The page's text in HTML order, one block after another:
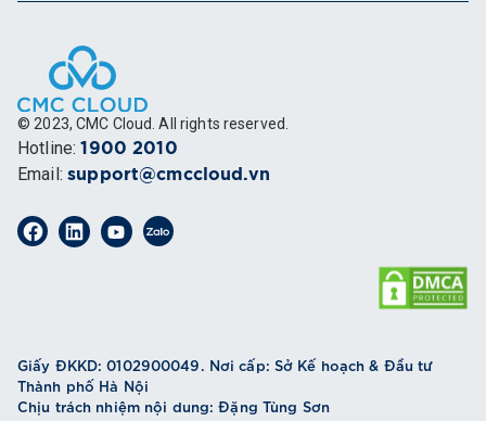
© 2023, CMC Cloud. All rights reserved.
Hotline: 1900 2010
Email: support@cmccloud.vn
Giấy ĐKKD: 0102900049. Nơi cấp: Sở Kế hoạch & Đầu tư
Thành phố Hà Nội
Chịu trách nhiệm nội dung: Đặng Tùng Sơn